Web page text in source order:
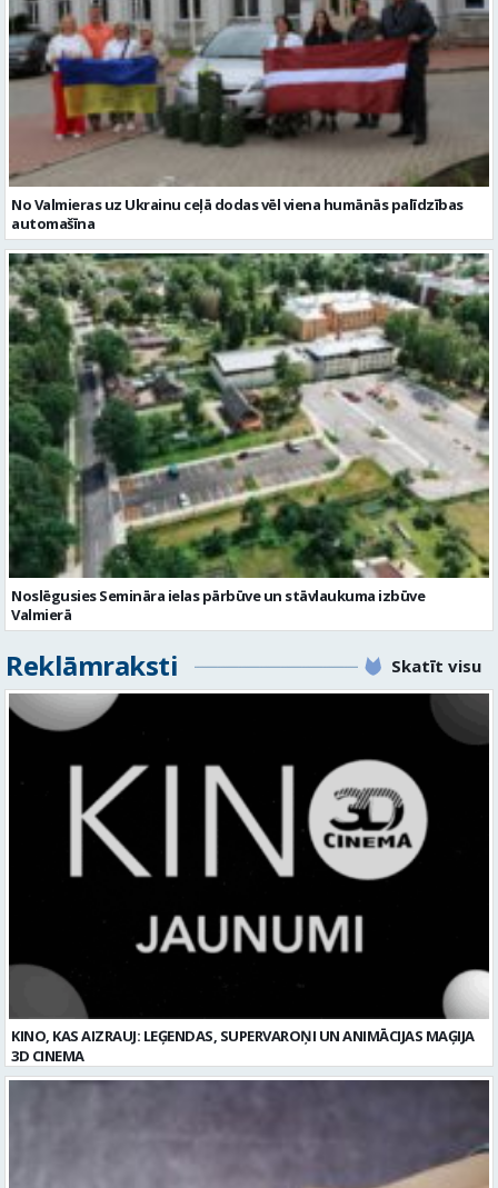
No Valmieras uz Ukrainu ceļā dodas vēl viena humānās palīdzības
automašīna
Noslēgusies Semināra ielas pārbūve un stāvlaukuma izbūve
Valmierā
Reklāmraksti Skatīt visu
KINO, KAS AIZRAUJ: LEĢENDAS, SUPERVAROŅI UN ANIMĀCIJAS MAĢIJA
3D CINEMA